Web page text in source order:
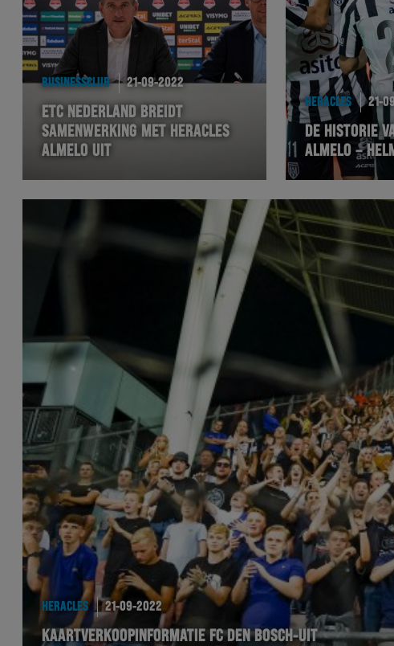
BUSINESSCLUB 21-09-2022
ETC NEDERLAND BREIDT
SAMENWERKING MET HERACLES
ALMELO UIT
HERACLES 21-
DE HISTORIE
ALMELO –
HERACLES 21-09-2022
KAARTVERKOOPINFORMATIE FC DEN BOSCH-UIT